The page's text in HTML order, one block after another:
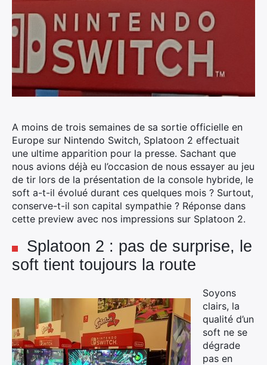
A moins de trois semaines de sa sortie officielle en
Europe sur Nintendo Switch, Splatoon 2 effectuait
une ultime apparition pour la presse. Sachant que
nous avions déjà eu l’occasion de nous essayer au jeu
de tir lors de la présentation de la console hybride, le
soft a-t-il évolué durant ces quelques mois ? Surtout,
conserve-t-il son capital sympathie ? Réponse dans
cette preview avec nos impressions sur Splatoon 2.
Splatoon 2 : pas de surprise, le
soft tient toujours la route
Soyons
clairs, la
qualité d’un
soft ne se
dégrade
pas en